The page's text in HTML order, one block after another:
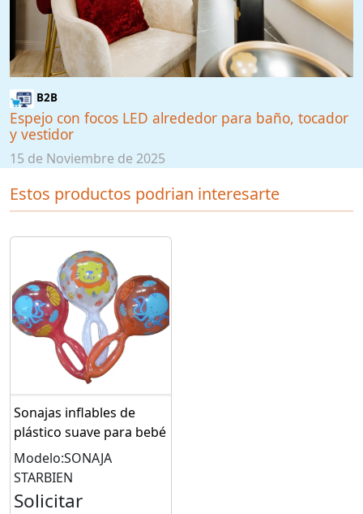
B2B
Espejo con focos LED alrededor para baño, tocador
y vestidor
15 de Noviembre de 2025
Estos productos podrian interesarte
Sonajas inflables de
plástico suave para bebé
Modelo:SONAJA
STARBIEN
Solicitar